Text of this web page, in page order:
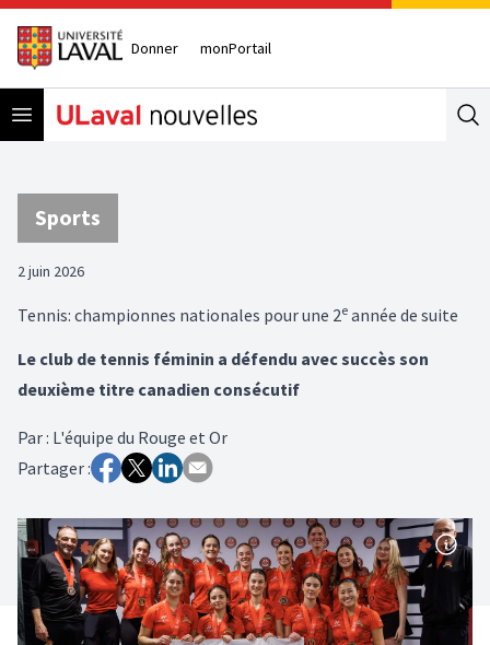
Donner monPortail
Open menu
Sports
2 juin 2026
Tennis: championnes nationales pour une 2e année de suite
Le club de tennis féminin a défendu avec succès son
deuxième titre canadien consécutif
Par: L'équipe du Rouge et Or
Partager :